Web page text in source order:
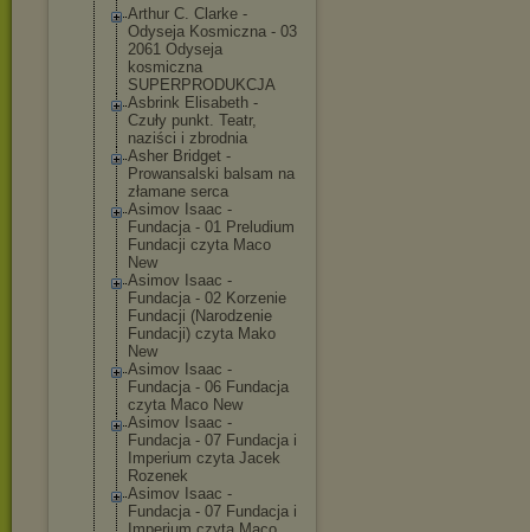
Arthur C. Clarke -
Odyseja Kosmiczna - 03
2061 Odyseja
kosmiczna
SUPERPRODUKCJA
Asbrink Elisabeth -
Czuły punkt. Teatr,
naziści i zbrodnia
Asher Bridget -
Prowansalski balsam na
złamane serca
Asimov Isaac -
Fundacja - 01 Preludium
Fundacji czyta Maco
New
Asimov Isaac -
Fundacja - 02 Korzenie
Fundacji (Narodzenie
Fundacji) czyta Mako
New
Asimov Isaac -
Fundacja - 06 Fundacja
czyta Maco New
Asimov Isaac -
Fundacja - 07 Fundacja i
Imperium czyta Jacek
Rozenek
Asimov Isaac -
Fundacja - 07 Fundacja i